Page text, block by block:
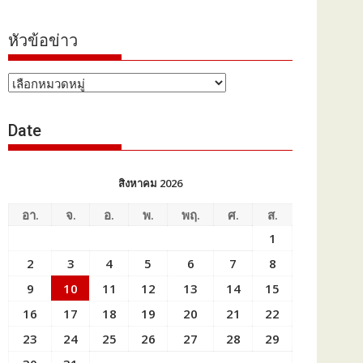
หัวข้อข่าว
หัวข้อ
Date
สิงหาคม 2026
อา. จ. อ. พ. พฤ. ศ.
ส.
1
2
3 4 5 6 7
8
9
10 11 12 13 14
15
16
17 18 19 20 21
22
23
24 25 26 27 28
29